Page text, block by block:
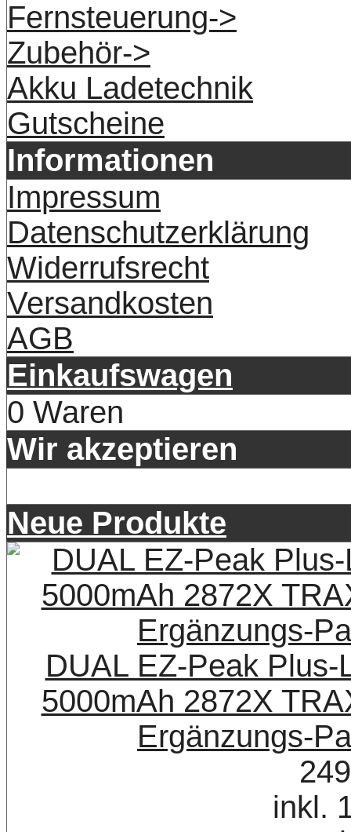
Fernsteuerung->
Zubehör->
Akku Ladetechnik
Gutscheine
Informationen
Impressum
Datenschutzerklärung
Widerrufsrecht
Versandkosten
AGB
Einkaufswagen
0 Waren
Wir akzeptieren
Neue Produkte
DUAL EZ-Peak
5000mAh 2872X
Ergänzungs-
inkl.